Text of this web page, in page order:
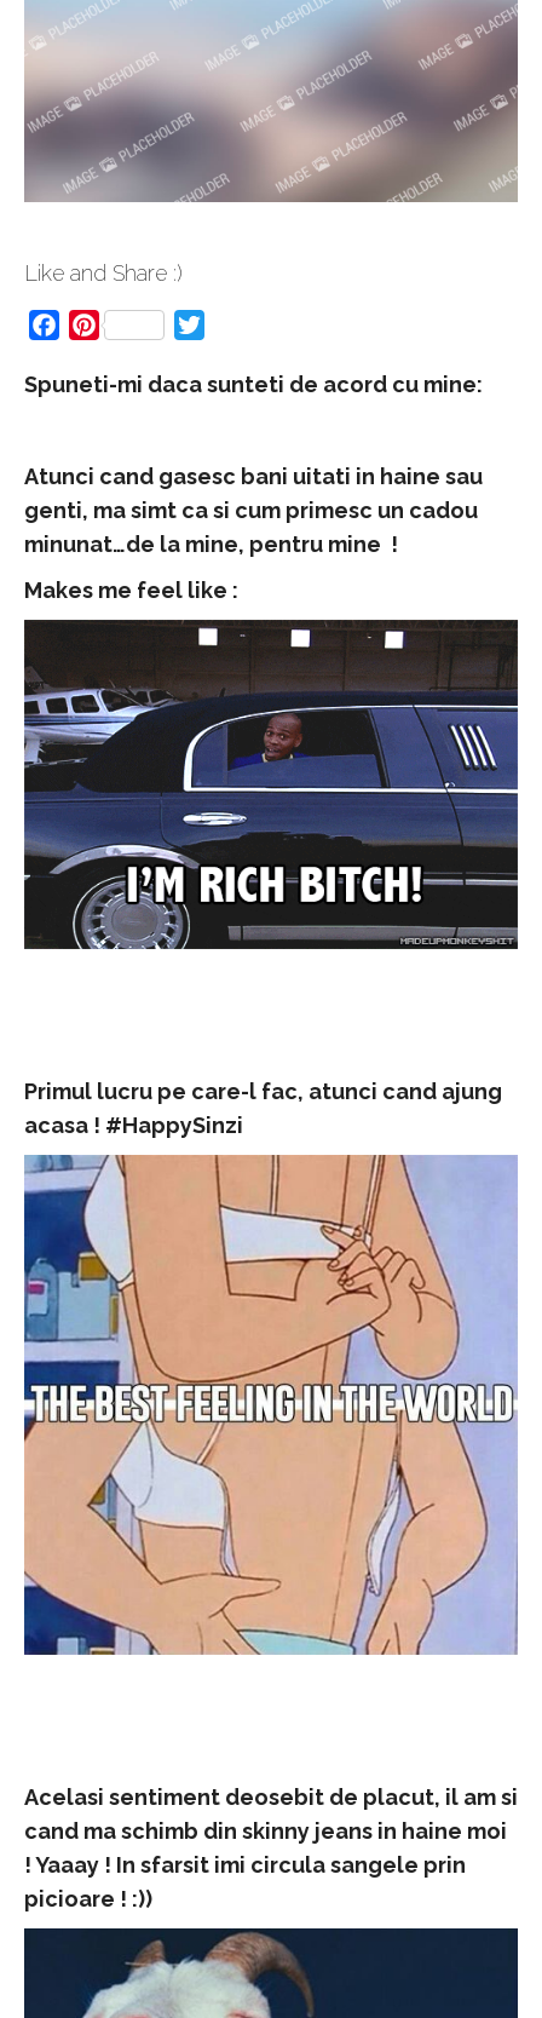
Like and Share :)
FacebookPinterest
Spuneti-mi daca sunteti de acord cu mine:
Atunci cand gasesc bani uitati in haine sau
genti, ma simt ca si cum primesc un cadou
minunat…de la mine, pentru mine !
Makes me feel like :
Primul lucru pe care-l fac, atunci cand ajung
acasa ! #HappySinzi
Acelasi sentiment deosebit de placut, il am si
cand ma schimb din skinny jeans in haine moi
! Yaaay ! In sfarsit imi circula sangele prin
picioare ! :))